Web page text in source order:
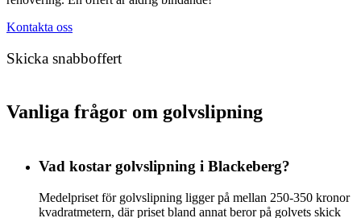
Kontakta oss
Skicka snabboffert
Vanliga frågor om golvslipning
Vad kostar golvslipning i Blackeberg?
Medelpriset för golvslipning ligger på mellan 250-350 kronor
kvadratmetern, där priset bland annat beror på golvets skick